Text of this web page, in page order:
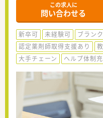
この求人に
問い合わせる
新卒可 未経験可 ブラン
認定薬剤師取得支援あり
大手チェーン
ヘルプ体制